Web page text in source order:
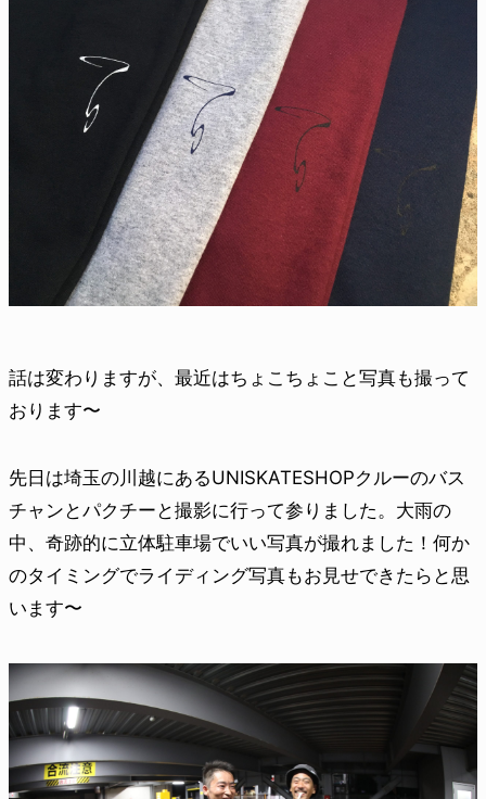
話は変わりますが、最近はちょこちょこと写真も撮って
おります〜
先日は埼玉の川越にあるUNISKATESHOPクルーのバス
チャンとパクチーと撮影に行って参りました。大雨の
中、奇跡的に立体駐車場でいい写真が撮れました！何か
のタイミングでライディング写真もお見せできたらと思
います〜